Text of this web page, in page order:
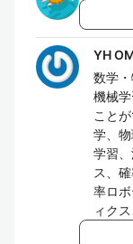
YH
数学
機械
こと
学、
学習
ス、
率ロ
ィク